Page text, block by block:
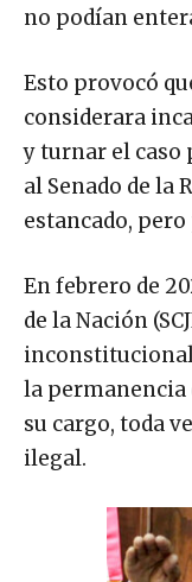
no podían
Esto provocó
considerara
y turnar el caso
al Senado de la
estancado,
En febrero de
de la Nación
la permanencia
su cargo, toda
ilegal.